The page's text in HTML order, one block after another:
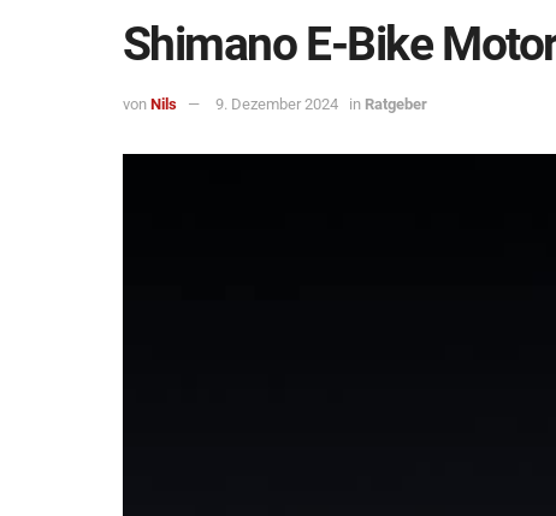
Shimano E-Bike
von Nils 9. Dezember 2024 in Ratgeber